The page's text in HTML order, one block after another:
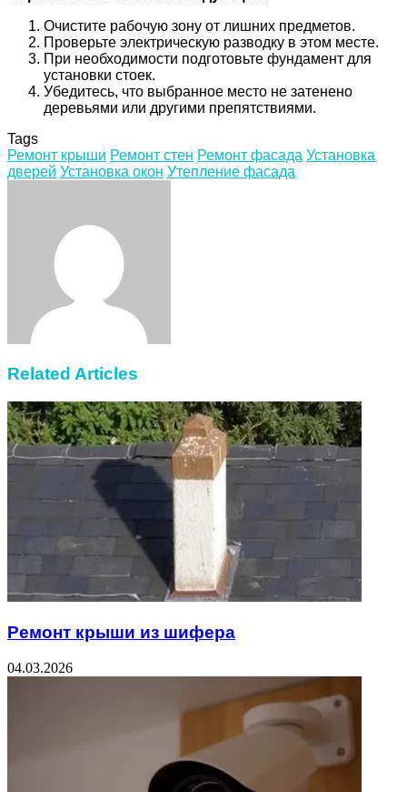
Очистите рабочую зону от лишних предметов.
Проверьте электрическую разводку в этом месте.
При необходимости подготовьте фундамент для
установки стоек.
Убедитесь, что выбранное место не затенено
деревьями или другими препятствиями.
Tags
Ремонт крыши Ремонт стен Ремонт фасада Установка
дверей Установка окон Утепление фасада
Related Articles
Ремонт крыши из шифера
04.03.2026